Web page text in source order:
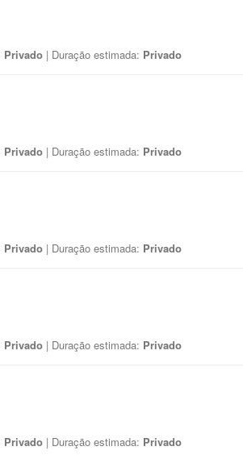
Privado | Duração estimada: Privado
Privado | Duração estimada: Privado
Privado | Duração estimada: Privado
Privado | Duração estimada: Privado
Privado | Duração estimada: Privado